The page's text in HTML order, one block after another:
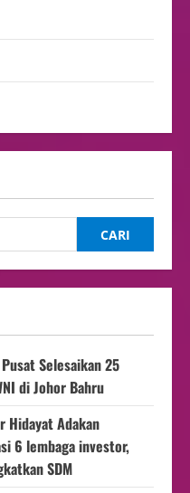
Selesaikan 25
di Johor Bahru
Hidayat Adakan
6 lembaga investor,
SDM